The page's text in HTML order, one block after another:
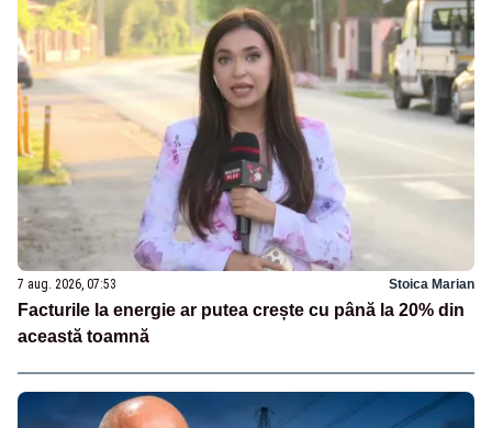
7 aug. 2026, 07:53 Stoica Marian
Facturile la energie ar putea crește cu până la 20% din
această toamnă